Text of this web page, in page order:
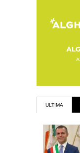
ULTIMA